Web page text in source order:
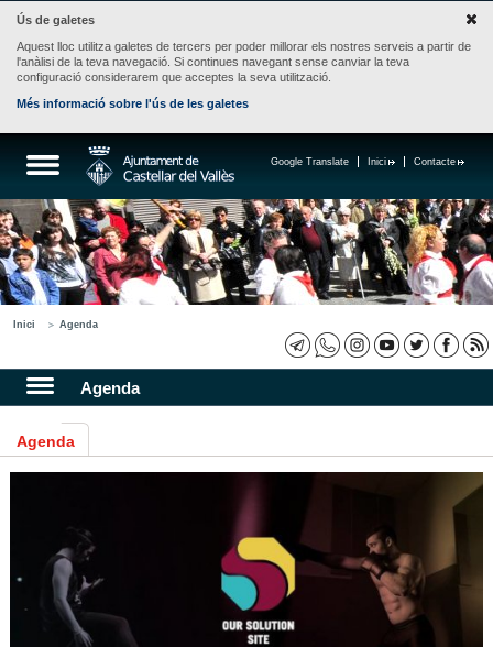
Ús de galetes
Aquest lloc utilitza galetes de tercers per poder millorar els nostres serveis a partir de
l'anàlisi de la teva navegació. Si continues navegant sense canviar la teva
configuració considerarem que acceptes la seva utilització.
Més informació sobre l'ús de les galetes
Contacte
Inici
Google Translate
Inici Agenda
Agenda
Agenda